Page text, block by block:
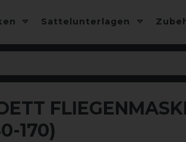
Sattelunterlagen
170)